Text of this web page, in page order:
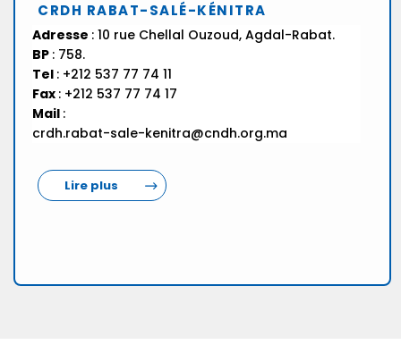
CRDH RABAT-SALÉ-KÉNITRA
Adresse : 10 rue Chellal Ouzoud, Agdal-Rabat.
BP : 758.
Tel : +212 537 77 74 11
Fax : +212 537 77 74 17
Mail :
crdh.rabat-sale-kenitra@cndh.org.ma
Lire plus